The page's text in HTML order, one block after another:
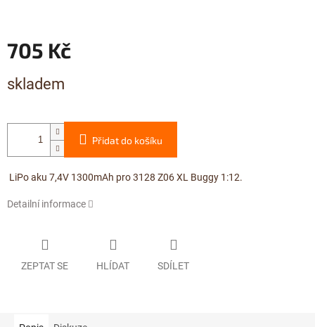
705 Kč
cena:
skladem
Přidat do košíku
LiPo aku 7,4V 1300mAh pro 3128 Z06 XL Buggy 1:12.
Detailní informace
ZEPTAT SE HLÍDAT SDÍLET